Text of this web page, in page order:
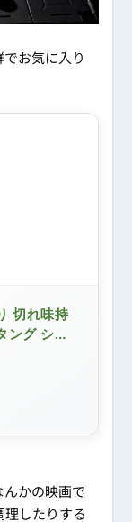
お気に入り
切れ味持
ング シー
り 料理
んかの映画で
したりする